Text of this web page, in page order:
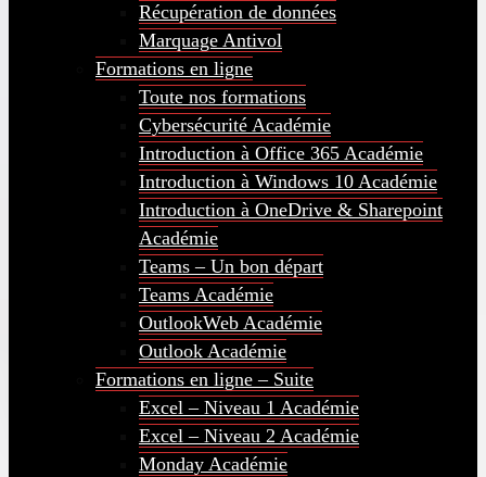
Récupération de données
Marquage Antivol
Formations en ligne
Toute nos formations
Cybersécurité Académie
Introduction à Office 365 Académie
Introduction à Windows 10 Académie
Introduction à OneDrive & Sharepoint
Académie
Teams – Un bon départ
Teams Académie
OutlookWeb Académie
Outlook Académie
Formations en ligne – Suite
Excel – Niveau 1 Académie
Excel – Niveau 2 Académie
Monday Académie